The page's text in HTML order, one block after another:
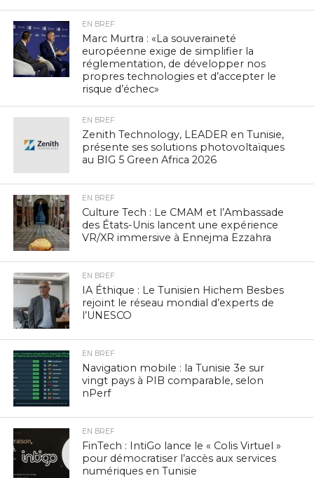
EN BREF
Marc Murtra : «La souveraineté
européenne exige de simplifier la
réglementation, de développer nos
propres technologies et d’accepter le
risque d’échec»
EN BREF
Zenith Technology, LEADER en Tunisie,
présente ses solutions photovoltaïques
au BIG 5 Green Africa 2026
EN BREF
Culture Tech : Le CMAM et l’Ambassade
des États-Unis lancent une expérience
VR/XR immersive à Ennejma Ezzahra
EN BREF
IA Éthique : Le Tunisien Hichem Besbes
rejoint le réseau mondial d’experts de
l’UNESCO
EN BREF
Navigation mobile : la Tunisie 3e sur
vingt pays à PIB comparable, selon
nPerf
EN BREF
FinTech : IntiGo lance le « Colis Virtuel »
pour démocratiser l’accès aux services
numériques en Tunisie